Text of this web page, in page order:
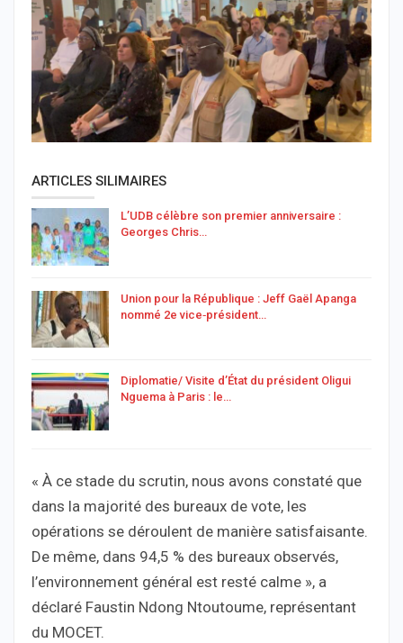
ARTICLES SILIMAIRES
L’UDB célèbre son premier anniversaire :
Georges Chris…
Union pour la République : Jeff Gaël Apanga
nommé 2e vice‑président…
Diplomatie/ Visite d’État du président Oligui
Nguema à Paris : le…
« À ce stade du scrutin, nous avons constaté que
dans la majorité des bureaux de vote, les
opérations se déroulent de manière satisfaisante.
De même, dans 94,5 % des bureaux observés,
l’environnement général est resté calme », a
déclaré Faustin Ndong Ntoutoume, représentant
du MOCET.